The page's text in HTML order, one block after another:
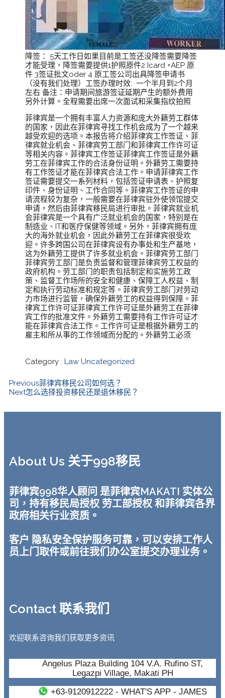
降签： 5天工作日如果目前是工签还没降签需要降签
才能受理，降签需要提供1护照原件2 Icard +AEP 原
件 3签证批文oder 4 原工签公司出具降签申请书
（没有我们处理）工签办理时效: 一个半月到2个月
左右 备注：申请期间旅游签证延期产生的额外费用
另外计算。全程需要出席一次面试和采集指纹拍照
菲律宾是一个拥有丰富人力资源和庞大外籍劳工群体
的国家，因此在菲律宾寻找工作机会成为了一个越来
越受欢迎的选项。本报告将介绍菲律宾工作签证、菲
律宾就业机会、菲律宾劳工部门和菲律宾工作许可证
等相关内容。菲律宾工作签证菲律宾工作签证是外籍
劳工在菲律宾工作的合法身份证明。外籍劳工需要持
有工作签证才能在菲律宾合法工作。申请菲律宾工作
签证需要提交一系列材料，包括签证申请表、护照复
印件、身份证明、工作合同等。菲律宾工作签证的申
请流程较为复杂，一般需要在菲律宾驻外使领馆提交
申请，然后由菲律宾移民局进行审批。菲律宾就业机
会菲律宾是一个具有广泛就业机会的国家，特别是在
制造业、IT和医疗保健等领域。另外，菲律宾拥有庞
大的海外就业机会，因此外籍劳工在菲律宾很受欢
迎。许多跨国公司在菲律宾设有办事处和生产基地，
这为外籍劳工提供了许多就业机会。菲律宾劳工部门
菲律宾劳工部门是负责监督和管理菲律宾劳工权益的
政府机构。劳工部门的职责包括制定和实施劳工政
策、监督工作场所的安全和健康、保障工人权益、制
定和执行劳动标准和规定等。菲律宾劳工部门对劳动
力市场进行监管，确保外籍劳工的权益得到保障。菲
律宾工作许可证菲律宾工作许可证是外籍劳工在菲律
宾工作的批准文件。外籍劳工需要持有工作许可证才
能在菲律宾合法工作。工作许可证是根据外籍劳工的
雇主和所从事的工作领域而分配的。外籍劳工必须
Category : LawUncategorized
Previous菲律宾移民公司如何选？
Next怎么选择投资移民还是退休移民？
About Us 关于998移民
菲律宾998华人顾问 是菲律宾MAKATI 实体公
司，持有移民局授权 劳工部授权 和菲律宾各界
政府相关行业资质。
客户 隐私安全保护服务可靠，可以安排工作人
员上门取件或前往我们办公室提交办理业务。
Contact 联系我们
欢迎联系咨询我们获取更多资讯
Angelus Plaza Building 104 V.A. Rufino ST,
Legazpi Village, Makati PH
+63-9120912222- WHAT'S APP - JAMES